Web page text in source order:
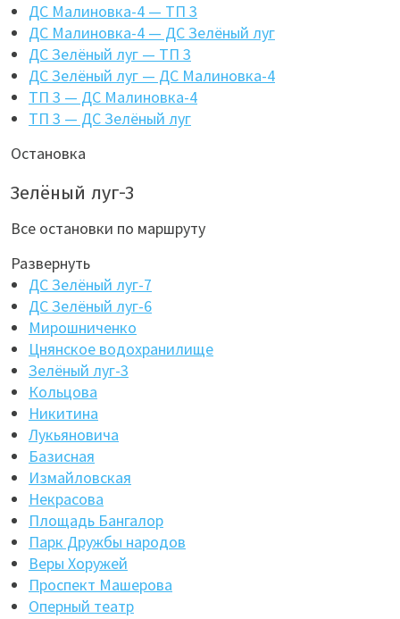
ДС Малиновка-4 — ТП 3
ДС Малиновка-4 — ДС Зелёный луг
ДС Зелёный луг — ТП 3
ДС Зелёный луг — ДС Малиновка-4
ТП 3 — ДС Малиновка-4
ТП 3 — ДС Зелёный луг
Остановка
Зелёный луг-3
Все остановки по маршруту
Развернуть
ДС Зелёный луг-7
ДС Зелёный луг-6
Мирошниченко
Цнянское водохранилище
Зелёный луг-3
Кольцова
Никитина
Лукьяновича
Базисная
Измайловская
Некрасова
Площадь Бангалор
Парк Дружбы народов
Веры Хоружей
Проспект Машерова
Оперный театр